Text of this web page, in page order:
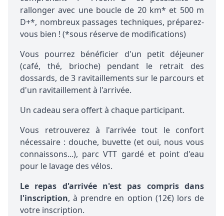
rallonger avec une boucle de 20 km* et 500 m
D+*, nombreux passages techniques, préparez-
vous bien ! (*sous réserve de modifications)
Vous pourrez bénéficier d'un petit déjeuner
(café, thé, brioche) pendant le retrait des
dossards, de 3 ravitaillements sur le parcours et
d'un ravitaillement à l'arrivée.
Un cadeau sera offert à chaque participant.
Vous retrouverez à l'arrivée tout le confort
nécessaire : douche, buvette (et oui, nous vous
connaissons...), parc VTT gardé et point d'eau
pour le lavage des vélos.
Le repas d'arrivée n'est pas compris dans
l'inscription, à prendre en option (12€) lors de
votre inscription.